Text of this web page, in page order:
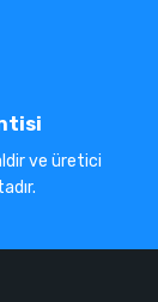
ve üretici